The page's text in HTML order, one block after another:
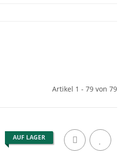
Artikel 1 - 79 von 79
AUF LAGER